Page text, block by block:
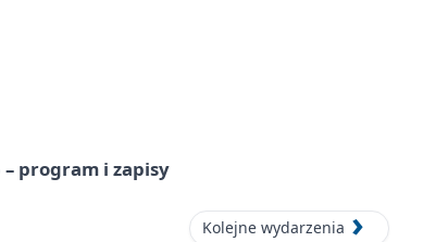
– program i zapisy
Kolejne wydarzenia